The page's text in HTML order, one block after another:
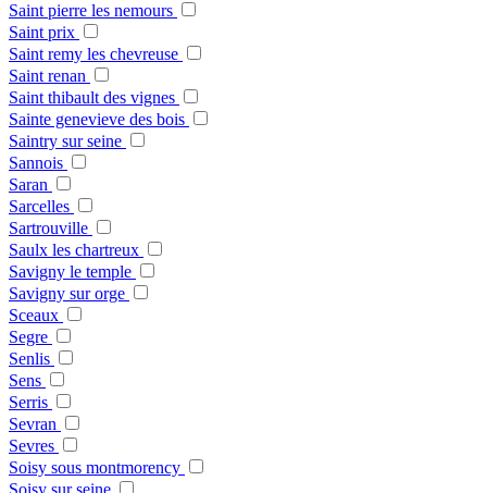
Saint pierre les nemours
Saint prix
Saint remy les chevreuse
Saint renan
Saint thibault des vignes
Sainte genevieve des bois
Saintry sur seine
Sannois
Saran
Sarcelles
Sartrouville
Saulx les chartreux
Savigny le temple
Savigny sur orge
Sceaux
Segre
Senlis
Sens
Serris
Sevran
Sevres
Soisy sous montmorency